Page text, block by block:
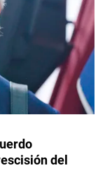
del